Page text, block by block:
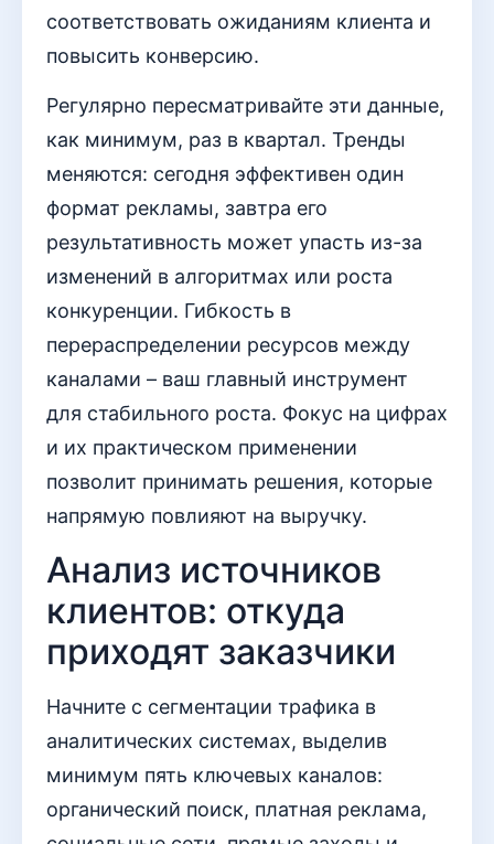
соответствовать ожиданиям клиента и
повысить конверсию.
Регулярно пересматривайте эти данные,
как минимум, раз в квартал. Тренды
меняются: сегодня эффективен один
формат рекламы, завтра его
результативность может упасть из-за
изменений в алгоритмах или роста
конкуренции. Гибкость в
перераспределении ресурсов между
каналами – ваш главный инструмент
для стабильного роста. Фокус на цифрах
и их практическом применении
позволит принимать решения, которые
напрямую повлияют на выручку.
Анализ источников
клиентов: откуда
приходят заказчики
Начните с сегментации трафика в
аналитических системах, выделив
минимум пять ключевых каналов:
органический поиск, платная реклама,